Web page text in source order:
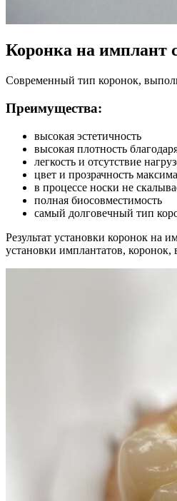
Коронка на имплант
Современный тип коронок,
Преимущества:
высокая эстетичность
высокая плотность
легкость и отсутствие
цвет и прозрачность
в процессе носки не
полная биосовместимость
самый долговечный тип
Результат установки коронок на
установки имплантатов,